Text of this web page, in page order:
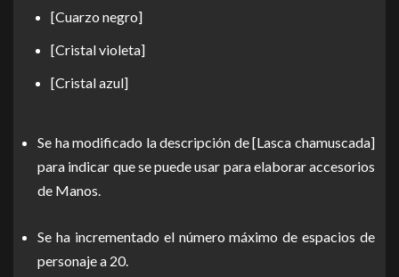
[Cuarzo negro]
[Cristal violeta]
[Cristal azul]
Se ha modificado la descripción de [Lasca chamuscada]
para indicar que se puede usar para elaborar accesorios
de Manos.
Se ha incrementado el número máximo de espacios de
personaje a 20.